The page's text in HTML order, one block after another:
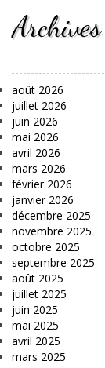
Archives
août 2026
juillet 2026
juin 2026
mai 2026
avril 2026
mars 2026
février 2026
janvier 2026
décembre 2025
novembre 2025
octobre 2025
septembre 2025
août 2025
juillet 2025
juin 2025
mai 2025
avril 2025
mars 2025